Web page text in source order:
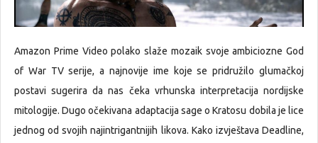
Amazon Prime Video polako slaže mozaik svoje ambiciozne God
of War TV serije, a najnovije ime koje se pridružilo glumačkoj
postavi sugerira da nas čeka vrhunska interpretacija nordijske
mitologije. Dugo očekivana adaptacija sage o Kratosu dobila je lice
jednog od svojih najintrigantnijih likova. Kako izvještava Deadline,